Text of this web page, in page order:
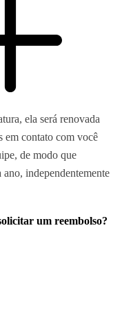
ela será renovada
em contato com você
de modo que
ano, independentemente
um reembolso?